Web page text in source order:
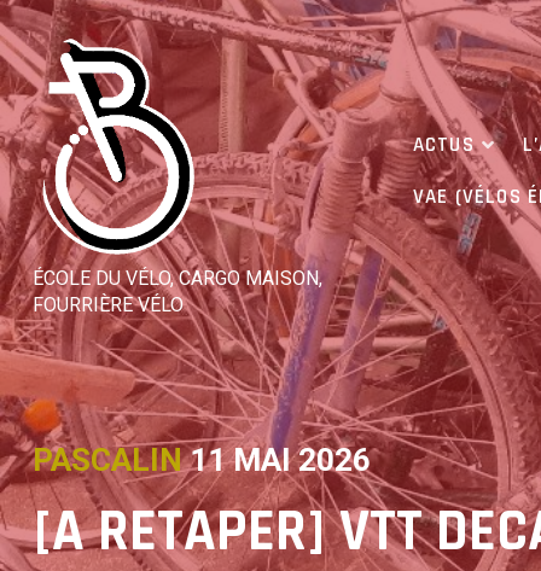
Skip
to
content
ÉCOLE DU VÉLO, CARGO MAISON,
FOURRIÈRE VÉLO
ACTUS
VAE (VÉLOS
PASCALIN 11 MAI 2026
[A RETAPER] VTT